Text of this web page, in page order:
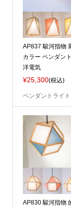
AP837 駿河指物
カラー ペンダン
洋電気
¥25,300(税込)
ペンダントライト
AP830 駿河指物